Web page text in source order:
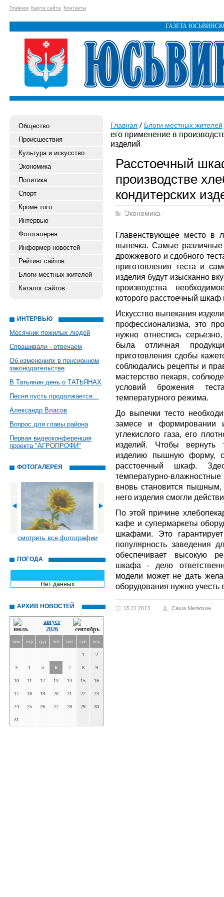
Главная Карта сайта Контакты
ГАЗЕТА
Общество
Происшествия
Культура и искусство
Экономика
Политика
Спорт
Кроме того
Интервью
Фотогалерея
Информер новостей
Рейтинг сайтов
Блоги местных жителей
Каталог сайтов
ИНТЕРВЬЮ
Месячник пожилых людей
Спрашивали - отвечаем
Об изменениях в пенсионном
законодательстве
В Татьянин день о ТАТЬЯНАХ
Песня пусть продолжается…
Александр Власов
Вопрос для главы района
Первая видеоконференция
проекта "АГРОПРОФИ"
ФОТОГАЛЕРЕЯ
смотреть все фотографии
ПОГОДА
Нет данных
АРХИВ НОВОСТЕЙ
август
2026
пон втр срд чет пят суб вск
1 2
3 4 5 6 7 8 9
10 11 12 13 14 15 16
17 18 19 20 21 22 23
24 25 26 27 28 29 30
31
Главная Блоги местных жителей
его применение в
изделий
Расстоечный
производстве
кондитерских
Экономика
Главенствующее место в
выпечка. Самые различные
дрожжевого и сдобного
приготовления теста и
изделия будут изысканно
производства
которого расстоечный
Искусство выпекания
профессионализма, это
нужно отнестись
была отличная
приготовления сдобы
соблюдались рецепты и
мастерство пекаря,
условий брожения
температурного режима.
До выпечки тесто
замесе и формировании
углекислого газа, его
изделий. Чтобы вернуть
изделию пышную форму,
расстоечный шкаф.
температурно-
вновь становится
него изделия смогли
По этой причине
кафе и супермаркеты
шкафами. Это
популярность заведения
обеспечивает высокую
шкафа - дело
модели может не дать
оборудования нужно учесть
15.11.2013 Саша Мелюхин